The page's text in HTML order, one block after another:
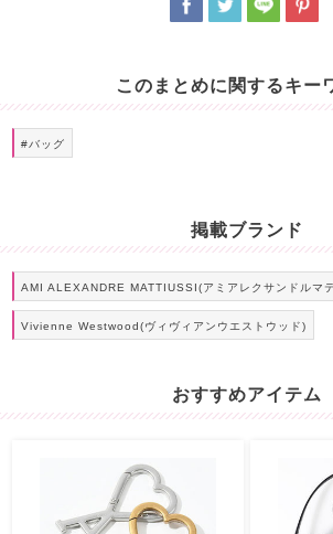
このまとめに関するキー
#バッグ
掲載ブランド
AMI ALEXANDRE MATTIUSSI(アミアレクサンドルマ
Vivienne Westwood(ヴィヴィアンウエストウッド)
おすすめアイテム